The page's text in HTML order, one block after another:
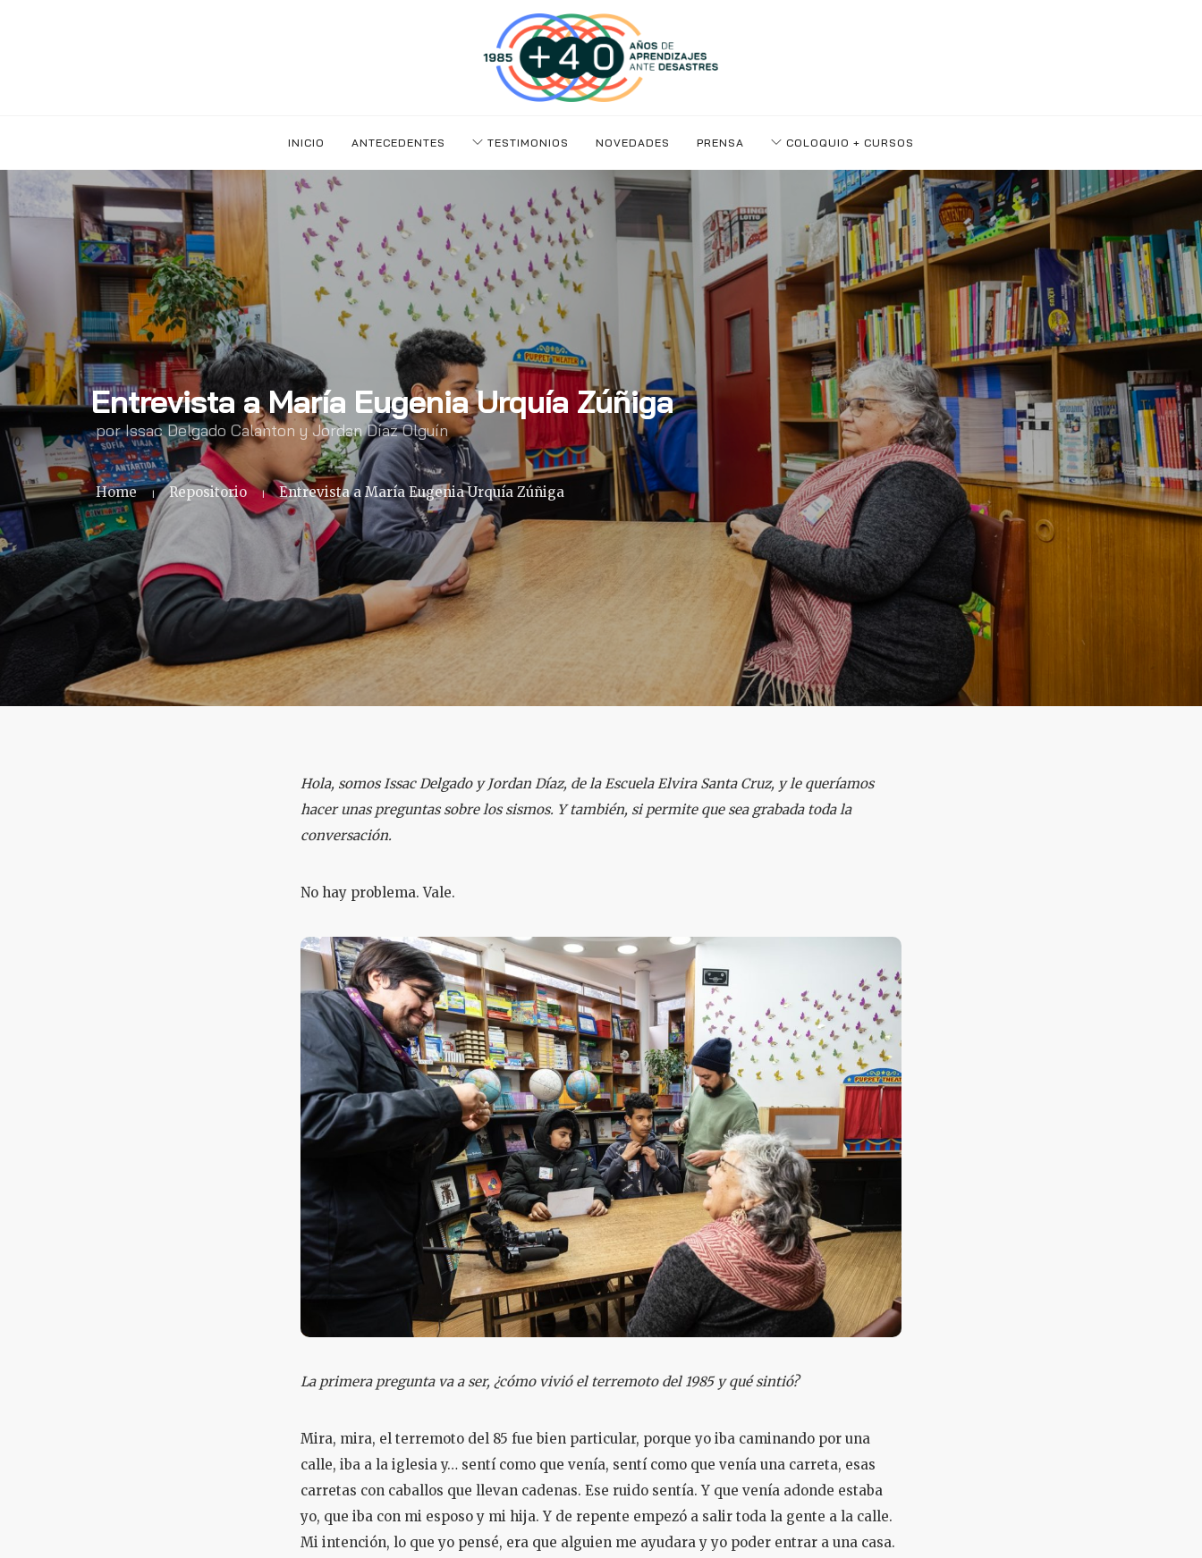
INICIO ANTECEDENTES TESTIMONIOS NOVEDADES PRENSA COLOQUIO + CURSOS
Entrevista a María Eugenia Urquía Zúñiga
por Issac Delgado Calanton y Jordan Díaz Olguín
Home Repositorio Entrevista a María Eugenia Urquía Zúñiga
Hola, somos Issac Delgado y Jordan Díaz, de la Escuela Elvira Santa Cruz, y le queríamos
hacer unas preguntas sobre los sismos. Y también, si permite que sea grabada toda la
conversación.
No hay problema. Vale.
La primera pregunta va a ser, ¿cómo vivió el terremoto del 1985 y qué sintió?
Mira, mira, el terremoto del 85 fue bien particular, porque yo iba caminando por una
calle, iba a la iglesia y… sentí como que venía, sentí como que venía una carreta, esas
carretas con caballos que llevan cadenas. Ese ruido sentía. Y que venía adonde estaba
yo, que iba con mi esposo y mi hija. Y de repente empezó a salir toda la gente a la calle.
Mi intención, lo que yo pensé, era que alguien me ayudara y yo poder entrar a una casa.